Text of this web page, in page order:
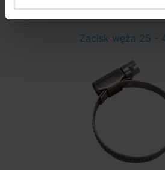
do
Zacisk węża 25 -